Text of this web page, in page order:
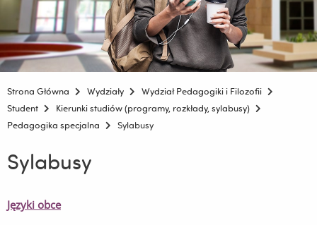
Strona Główna Wydziały
Wydział Pedagogiki i Filozofii
Student
Kierunki studiów (programy, rozkłady, sylabusy)
Pedagogika specjalna
Sylabusy
Sylabusy
Języki obce